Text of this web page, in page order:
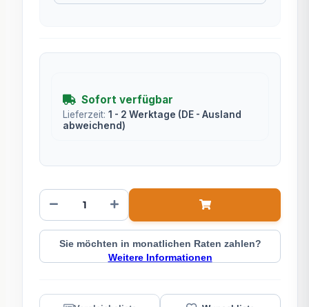
Sofort verfügbar
Lieferzeit: 1 - 2 Werktage (DE - Ausland
abweichend)
Sie möchten in monatlichen Raten zahlen?
Weitere Informationen